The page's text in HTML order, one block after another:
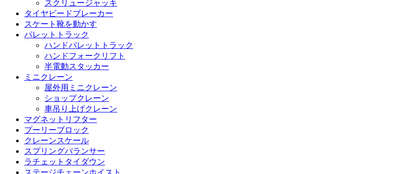
スクリュージャッキ
タイヤビードブレーカー
スケート靴を動かす
パレットトラック
ハンドパレットトラック
ハンドフォークリフト
半電動スタッカー
ミニクレーン
屋外用ミニクレーン
ショップクレーン
車吊り上げクレーン
マグネットリフター
プーリーブロック
クレーンスケール
スプリングバランサー
ラチェットタイダウン
ステージチェーンホイスト